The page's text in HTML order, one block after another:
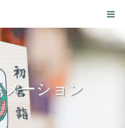
メーション